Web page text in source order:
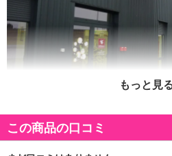
もっと見
この商品の口コミ